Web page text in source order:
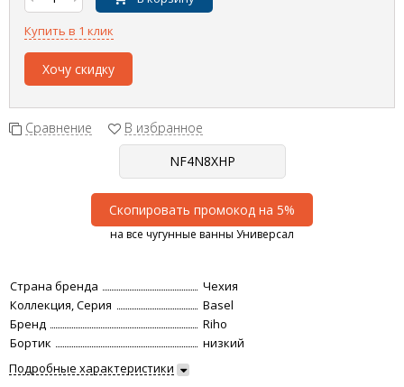
Купить в 1 клик
Хочу скидку
Сравнение В избранное
Скопировать промокод на 5%
на все чугунные ванны Универсал
Страна бренда
Чехия
Коллекция, Серия
Basel
Бренд
Riho
Бортик
низкий
Подробные характеристики